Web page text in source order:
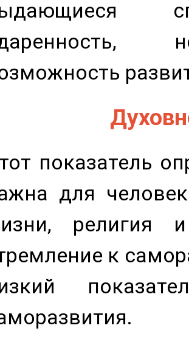
показатель
для
религия
к